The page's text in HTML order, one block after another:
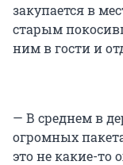
закупается в
старым
ним в гости и
— В среднем в
огромных
это не какие-то